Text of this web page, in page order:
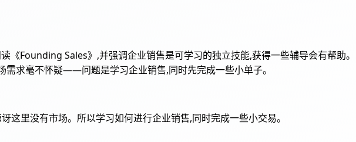
Founding Sales》,并强调企业销售是可学习的独立技能,获得一些辅导会有帮助。
需求毫不怀疑——问题是学习企业销售,同时先完成一些小单子。
里没有市场。所以学习如何进行企业销售,同时完成一些小交易。